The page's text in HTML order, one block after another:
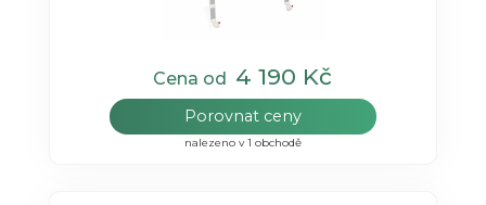
Cena od 4 190 Kč
Porovnat ceny
nalezeno v 1 obchodě